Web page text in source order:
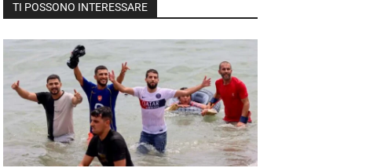
TI POSSONO INTERESSARE